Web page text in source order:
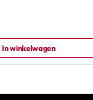
In winkelwagen